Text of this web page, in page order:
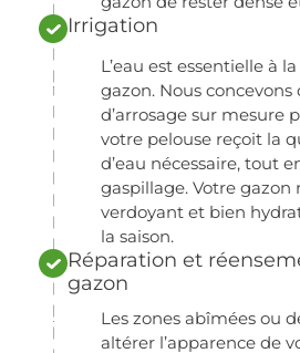
Irrigation
L’eau est essentielle à
gazon. Nous concevons
d’arrosage sur mesure
votre pelouse reçoit la
d’eau nécessaire, tout
gaspillage. Votre gazon
verdoyant et bien
la saison.
Réparation et
gazon
Les zones abîmées ou
altérer l’apparence de